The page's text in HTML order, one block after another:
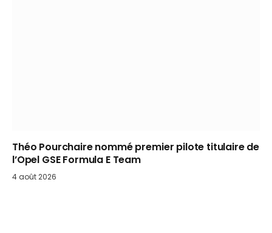
Théo Pourchaire nommé premier pilote titulaire de
l’Opel GSE Formula E Team
4 août 2026